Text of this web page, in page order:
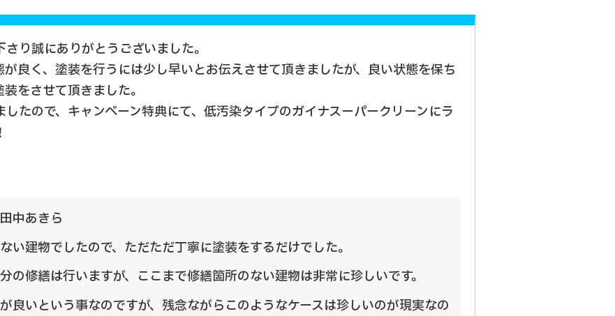
り誠にありがとうございました。
良く、塗装を行うには少し早いとお伝えさせて頂きましたが、良い状態を保ち
をさせて頂きました。
たので、キャンペーン特典にて、低汚染タイプのガイナスーパークリーンにラ
中あきら
い建物でしたので、ただただ丁寧に塗装をするだけでした。
の修繕は行いますが、ここまで修繕箇所のない建物は非常に珍しいです。
良いという事なのですが、残念ながらこのようなケースは珍しいのが現実なの